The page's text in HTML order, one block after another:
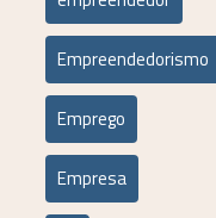
Empreendedorismo
Emprego
Empresa